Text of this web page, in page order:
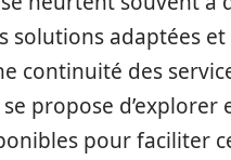
solutions adaptées et
continuité des
propose d’explorer
pour faciliter